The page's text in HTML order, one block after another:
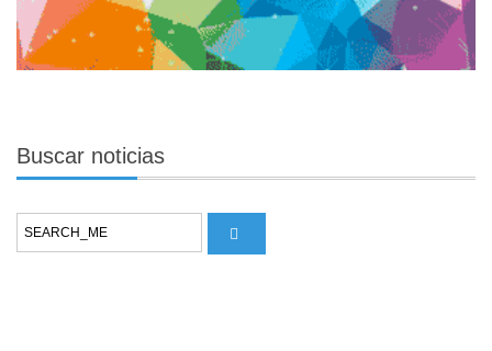
Buscar noticias